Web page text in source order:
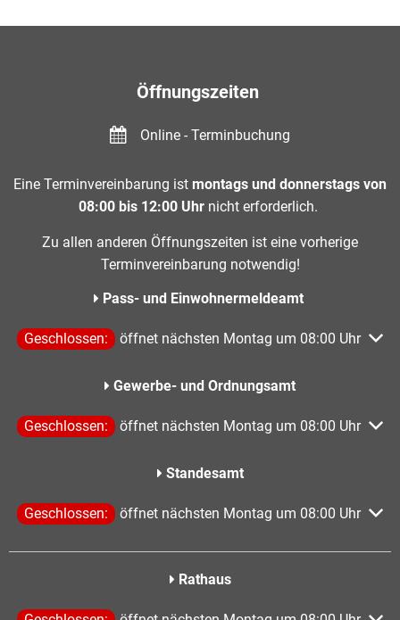
Öffnungszeiten
Online - Terminbuchung
Eine Terminvereinbarung ist montags und donnerstags von
08:00 bis 12:00 Uhr nicht erforderlich.
Zu allen anderen Öffnungszeiten ist eine vorherige
Terminvereinbarung notwendig!
Pass- und Einwohnermeldeamt
Klicken, um weitere Öffnungs- oder Schließzeiten
Geschlossen: öffnet nächsten Montag um 08:00 Uhr
Gewerbe- und Ordnungsamt
Klicken, um weitere Öffnungs- oder Schließzeiten
Geschlossen: öffnet nächsten Montag um 08:00 Uhr
Standesamt
Klicken, um weitere Öffnungs- oder Schließzeiten
Geschlossen: öffnet nächsten Montag um 08:00 Uhr
Rathaus